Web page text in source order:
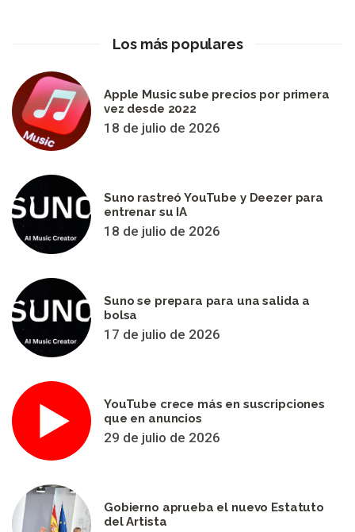
Los más populares
Apple Music sube precios por primera
vez desde 2022
18 de julio de 2026
Suno rastreó YouTube y Deezer para
entrenar su IA
18 de julio de 2026
Suno se prepara para una salida a
bolsa
17 de julio de 2026
YouTube crece más en suscripciones
que en anuncios
29 de julio de 2026
Gobierno aprueba el nuevo Estatuto
del Artista